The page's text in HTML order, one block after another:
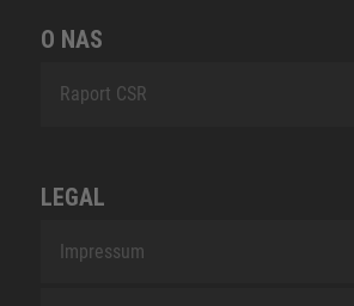
O NAS
Raport CSR
LEGAL
Impressum